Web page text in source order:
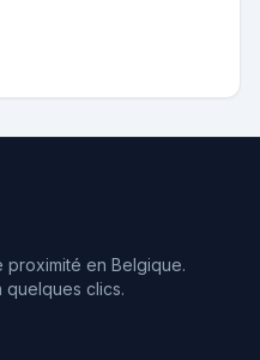
en Belgique.
clics.